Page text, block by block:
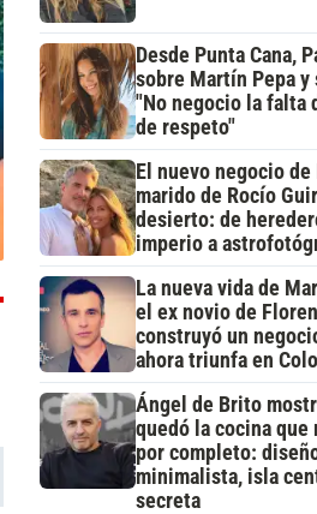
Desde Punta Cana,
sobre Martín Pepa y
"No negocio la falta
de respeto"
El nuevo negocio de
marido de Rocío
desierto: de
imperio a
La nueva vida de
el ex novio de
construyó un
ahora triunfa en
Ángel de Brito
quedó la cocina que
por completo:
minimalista, isla
secreta